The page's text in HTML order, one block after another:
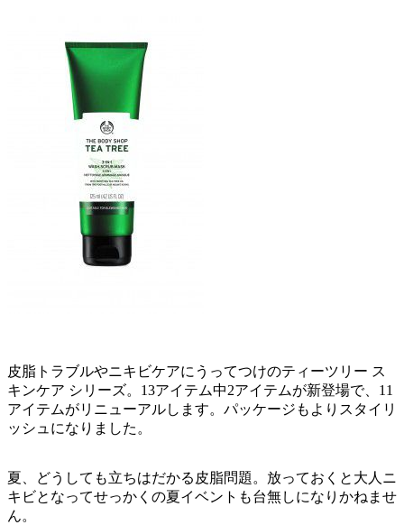
皮脂トラブルやニキビケアにうってつけのティーツリー ス
キンケア シリーズ。13アイテム中2アイテムが新登場で、11
アイテムがリニューアルします。パッケージもよりスタイリ
ッシュになりました。
夏、どうしても立ちはだかる皮脂問題。放っておくと大人ニ
キビとなってせっかくの夏イベントも台無しになりかねませ
ん。